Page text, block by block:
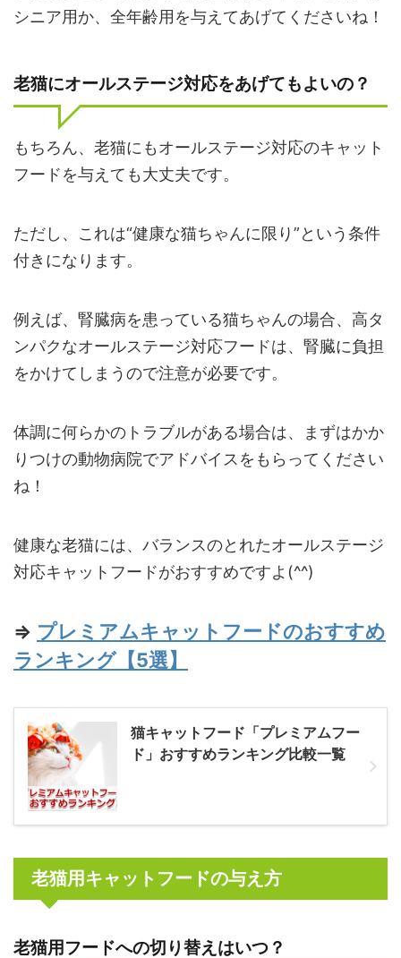
シニア用か、全年齢用を与えてあげてくださいね！
老猫にオールステージ対応をあげてもよいの？
もちろん、老猫にもオールステージ対応のキャット
フードを与えても大丈夫です。
ただし、これは“健康な猫ちゃんに限り”という条件
付きになります。
例えば、腎臓病を患っている猫ちゃんの場合、高タ
ンパクなオールステージ対応フードは、腎臓に負担
をかけてしまうので注意が必要です。
体調に何らかのトラブルがある場合は、まずはかか
りつけの動物病院でアドバイスをもらってください
ね！
健康な老猫には、バランスのとれたオールステージ
対応キャットフードがおすすめですよ(^^)
⇒ プレミアムキャットフードのおすすめ
ランキング【5選】
猫キャットフード「プレミアムフー
ド」おすすめランキング比較一覧
老猫用キャットフードの与え方
老猫用フードへの切り替えはいつ？